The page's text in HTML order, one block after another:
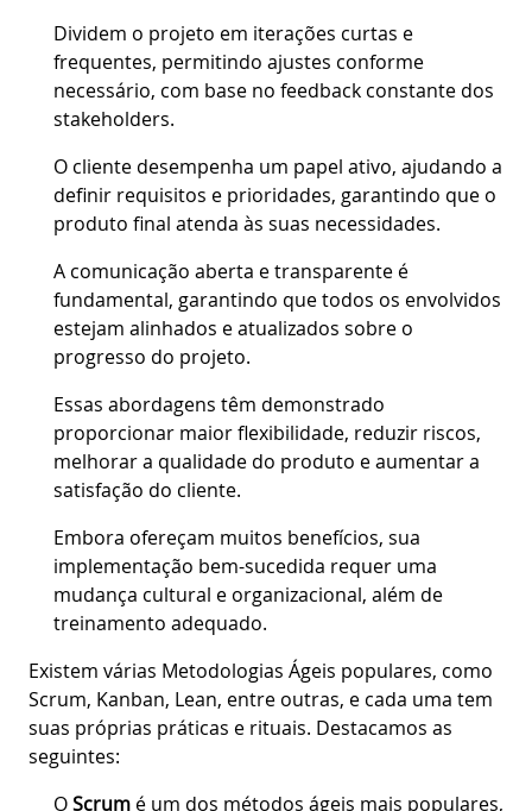
Dividem o projeto em iterações curtas e
frequentes, permitindo ajustes conforme
necessário, com base no feedback constante dos
stakeholders.
O cliente desempenha um papel ativo, ajudando a
definir requisitos e prioridades, garantindo que o
produto final atenda às suas necessidades.
A comunicação aberta e transparente é
fundamental, garantindo que todos os envolvidos
estejam alinhados e atualizados sobre o
progresso do projeto.
Essas abordagens têm demonstrado
proporcionar maior flexibilidade, reduzir riscos,
melhorar a qualidade do produto e aumentar a
satisfação do cliente.
Embora ofereçam muitos benefícios, sua
implementação bem-sucedida requer uma
mudança cultural e organizacional, além de
treinamento adequado.
Existem várias Metodologias Ágeis populares, como
Scrum, Kanban, Lean, entre outras, e cada uma tem
suas próprias práticas e rituais. Destacamos as
seguintes:
OScrum é um dos métodos ágeis mais populares,